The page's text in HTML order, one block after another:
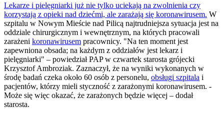
Lekarze i pielęgniarki już nie tylko uciekają na zwolnienia czy
korzystają z opieki nad dziećmi, ale zarażają się koronawirusem. W
szpitalu w Nowym Mieście nad Pilicą najtrudniejsza sytuacja jest na
oddziale chirurgicznym i wewnętrznym, na których pracowali
zarażeni koronawirusem pracownicy. "Na ten moment jest
zapewniona obsada; na każdym z oddziałów jest lekarz i
pielęgniarki" – powiedział PAP w czwartek starosta grójecki
Krzysztof Ambroziak. Zaznaczył, że na wyniki wykonanych w
środę badań czeka około 60 osób z personelu, obsługi szpitala i
pacjentów, którzy mieli styczność z zarażonymi koronawirusem. -
Może się więc okazać, że zarażonych będzie więcej – dodał
starosta.